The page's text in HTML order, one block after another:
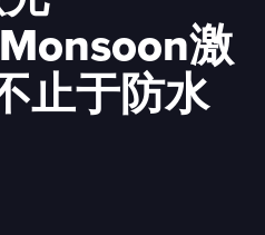
激
止于防水